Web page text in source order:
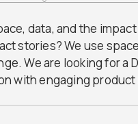
data, and the
stories? We use
We are looking for a
with engaging product